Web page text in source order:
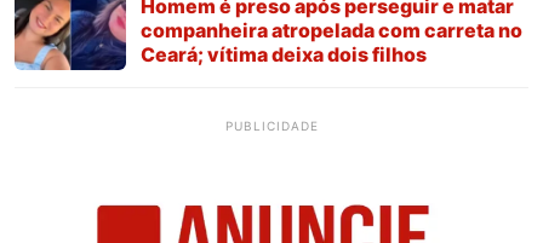
Homem é preso após perseguir e matar
companheira atropelada com carreta no
Ceará; vítima deixa dois filhos
PUBLICIDADE